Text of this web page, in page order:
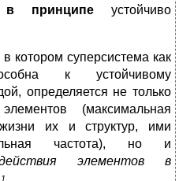
в принципе устойчиво
котором суперсистема как
к устойчивому
определяется не только
(максимальная
их и структур, ими
частота), но и
элементов в
1